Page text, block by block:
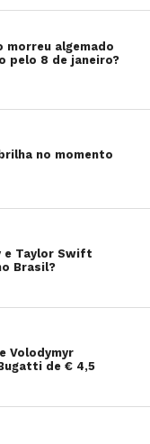
morreu algemado
pelo 8 de janeiro?
no momento
e Taylor Swift
Brasil?
Volodymyr
de € 4,5